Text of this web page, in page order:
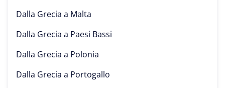
Dalla Grecia a Malta
Dalla Grecia a Paesi Bassi
Dalla Grecia a Polonia
Dalla Grecia a Portogallo